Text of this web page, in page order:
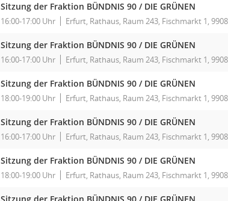
Sitzung der Fraktion BÜNDNIS 90 / DIE GRÜNEN
16:00-17:00 Uhr Erfurt, Rathaus, Raum 243, Fischmarkt 1,
Sitzung der Fraktion BÜNDNIS 90 / DIE GRÜNEN
16:00-17:00 Uhr Erfurt, Rathaus, Raum 243, Fischmarkt 1,
Sitzung der Fraktion BÜNDNIS 90 / DIE GRÜNEN
18:00-19:00 Uhr Erfurt, Rathaus, Raum 243, Fischmarkt 1,
Sitzung der Fraktion BÜNDNIS 90 / DIE GRÜNEN
16:00-17:00 Uhr Erfurt, Rathaus, Raum 243, Fischmarkt 1,
Sitzung der Fraktion BÜNDNIS 90 / DIE GRÜNEN
18:00-19:00 Uhr Erfurt, Rathaus, Raum 243, Fischmarkt 1,